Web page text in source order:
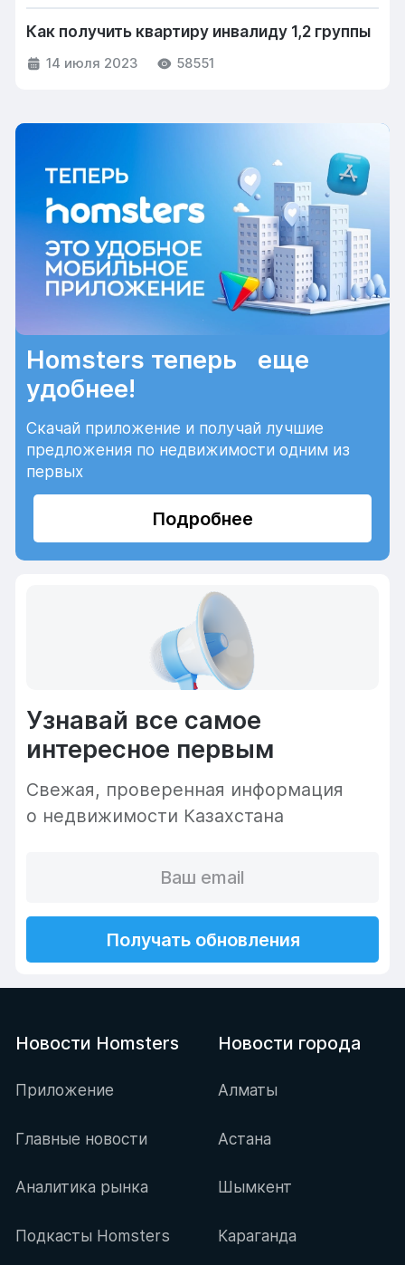
Как получить квартиру инвалиду 1,2 группы
14 июля 2023 58551
Homsters теперь еще
удобнее!
Скачай приложение и получай лучшие
предложения по недвижимости одним из
первых
Подробнее
Узнавай все самое
интересное первым
Cвежая, проверенная информация
о недвижимости Казахстана
Получать обновления
Новости Homsters
Приложение
Главные новости
Аналитика рынка
Подкасты Homsters
Новости города
Алматы
Астана
Шымкент
Караганда